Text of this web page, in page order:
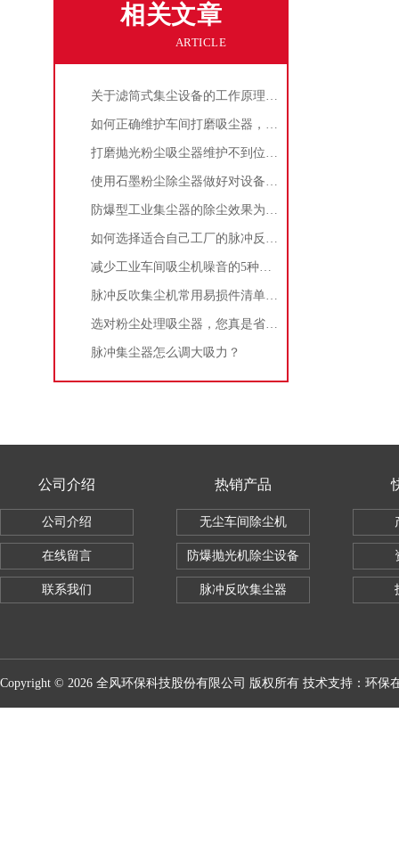
相关文章
ARTICLE
关于滤筒式集尘设备的工作原理及特点说明
如何正确维护车间打磨吸尘器，延长使用寿命
打磨抛光粉尘吸尘器维护不到位，那是你没有注意这些而已！
使用石墨粉尘除尘器做好对设备的维护十分重要
防爆型工业集尘器的除尘效果为何不佳？
如何选择适合自己工厂的脉冲反吹工业集尘器
减少工业车间吸尘机噪音的5种方法
脉冲反吹集尘机常用易损件清单与更换周期建议
选对粉尘处理吸尘器，您真是省了很多事！
脉冲集尘器怎么调大吸力？
公司介绍
公司介绍
在线留言
联系我们
热销产品
无尘车间除尘机
防爆抛光机除尘设备
脉冲反吹集尘器
Copyright © 2026 全风环保科技股份有限公司 版权所有 技术支持： 环保